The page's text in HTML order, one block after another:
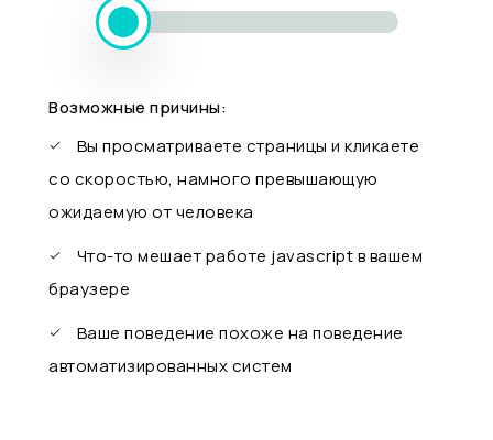
Возможные причины:
Вы просматриваете страницы и кликаете
со скоростью, намного превышающую
ожидаемую от человека
Что-то мешает работе javascript в вашем
браузере
Ваше поведение похоже на поведение
автоматизированных систем